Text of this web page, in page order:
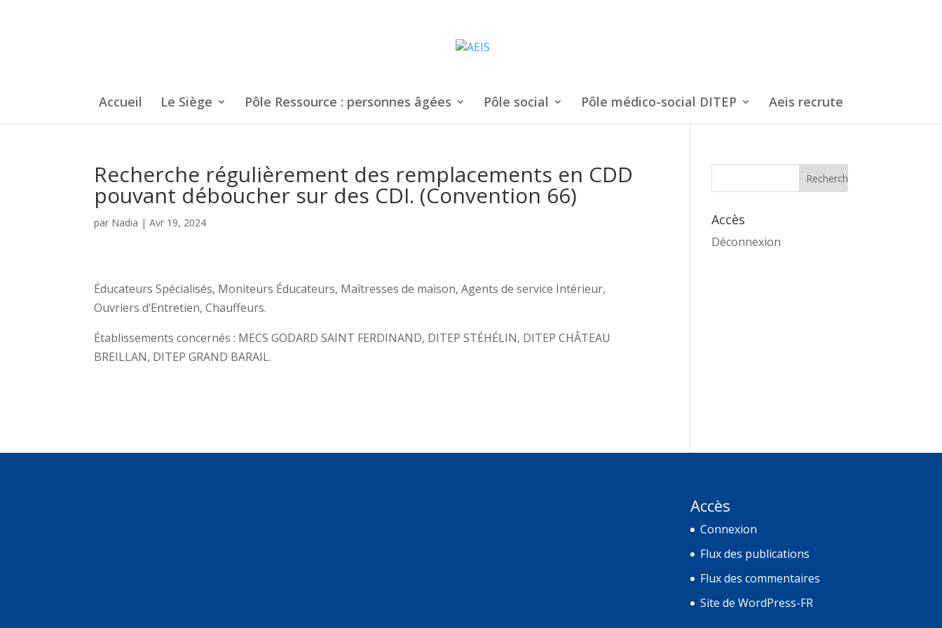
Accueil Le Siège Pôle Ressource : personnes âgées Pôle social Pôle médico-social DITEP Aeis recrute
Recherche régulièrement des remplacements en CDD
pouvant déboucher sur des CDI. (Convention 66)
par Nadia |Avr 19, 2024
Éducateurs Spécialisés, Moniteurs Éducateurs, Maîtresses de maison, Agents de service Intérieur,
Ouvriers d’Entretien, Chauffeurs.
Établissements concernés : MECS GODARD SAINT FERDINAND, DITEP STÉHÉLIN, DITEP CHÂTEAU
BREILLAN, DITEP GRAND BARAIL.
Accès
Déconnexion
Accès
Connexion
Flux des publications
Flux des commentaires
Site de WordPress-FR